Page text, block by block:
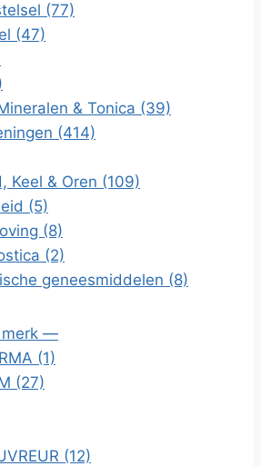
(77)
(47)
& Tonica (39)
(414)
Keel & Oren (109)
(5)
(8)
(2)
geneesmiddelen (8)
—
(1)
(27)
(12)